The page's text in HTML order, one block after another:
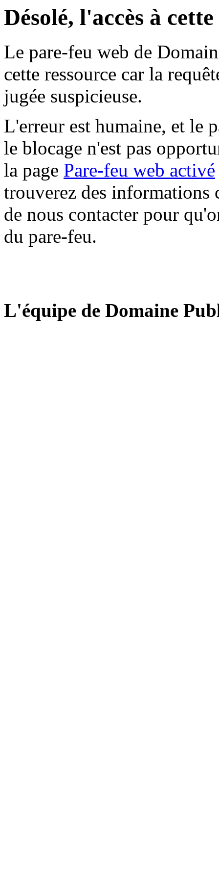
Désolé, l'accès à
Le pare-feu web de
cette ressource car la
jugée suspicieuse.
L'erreur est humaine, et le
le blocage n'est pas
la page Pare-feu web activé
trouverez des informations
de nous contacter pour
du pare-feu.
L'équipe de Domaine